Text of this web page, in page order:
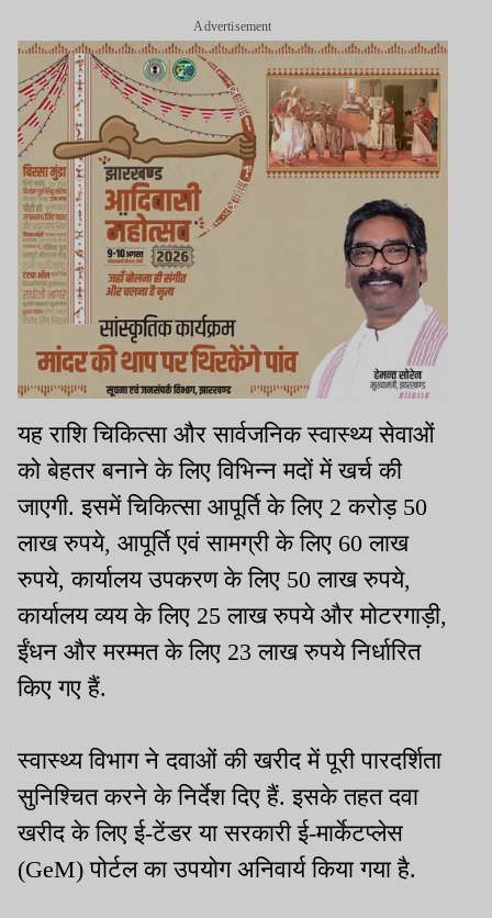
Advertisement
यह राशि चिकित्सा और सार्वजनिक स्वास्थ्य सेवाओं
को बेहतर बनाने के लिए विभिन्न मदों में खर्च की
जाएगी. इसमें चिकित्सा आपूर्ति के लिए 2 करोड़ 50
लाख रुपये, आपूर्ति एवं सामग्री के लिए 60 लाख
रुपये, कार्यालय उपकरण के लिए 50 लाख रुपये,
कार्यालय व्यय के लिए 25 लाख रुपये और मोटरगाड़ी,
ईंधन और मरम्मत के लिए 23 लाख रुपये निर्धारित
किए गए हैं.
स्वास्थ्य विभाग ने दवाओं की खरीद में पूरी पारदर्शिता
सुनिश्चित करने के निर्देश दिए हैं. इसके तहत दवा
खरीद के लिए ई-टेंडर या सरकारी ई-मार्केटप्लेस
(GeM) पोर्टल का उपयोग अनिवार्य किया गया है.